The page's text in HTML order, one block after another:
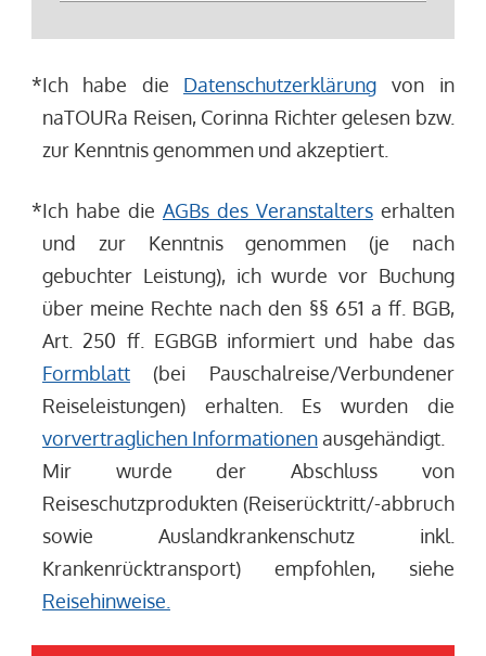
*Ich habe die Datenschutzerklärungvon in
naTOURa Reisen, Corinna Richter gelesen bzw.
zur Kenntnis genommen und akzeptiert.
*Ich habe die AGBs des Veranstalterserhalten
und zur Kenntnis genommen (je nach
gebuchter Leistung), ich wurde vor Buchung
über meine Rechte nach den §§ 651 a ff. BGB,
Art. 250 ff. EGBGB informiert und habe das
Formblatt(bei Pauschalreise/Verbundener
Reiseleistungen) erhalten. Es wurden die
vorvertraglichen Informationenausgehändigt.
Mir wurde der Abschluss von
Reiseschutzprodukten (Reiserücktritt/-abbruch
sowie Auslandkrankenschutz inkl.
Krankenrücktransport) empfohlen, siehe
Reisehinweise.